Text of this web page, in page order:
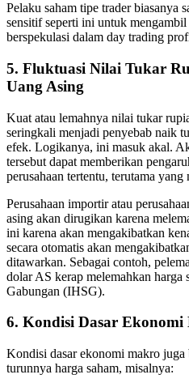
Pelaku saham tipe trader biasanya
sensitif seperti ini untuk
berspekulasi dalam day trading
5. Fluktuasi Nilai Tukar
Uang Asing
Kuat atau lemahnya nilai tukar
seringkali menjadi penyebab naik
efek. Logikanya, ini masuk akal.
tersebut dapat memberikan
perusahaan tertentu, terutama
Perusahaan importir atau
asing akan dirugikan karena
ini karena akan mengakibatkan
secara otomatis akan
ditawarkan. Sebagai contoh,
dolar AS kerap melemahkan harga
Gabungan (IHSG).
6. Kondisi Dasar Ekonomi
Kondisi dasar ekonomi makro juga
turunnya harga saham, misalnya: